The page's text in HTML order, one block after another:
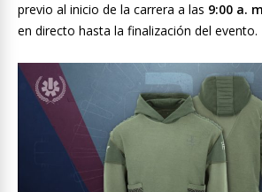
previo al inicio de la carrera a las 9:00 a.
en directo hasta la finalización del evento.